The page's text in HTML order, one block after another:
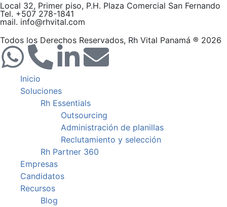
Local 32, Primer piso, P.H. Plaza Comercial San Fernando
Tel. +507 278-1841
mail. info@rhvital.com
Todos los Derechos Reservados, Rh Vital Panamá ® 2026
Inicio
Soluciones
Rh Essentials
Outsourcing
Administración de planillas
Reclutamiento y selección
Rh Partner 360
Empresas
Candidatos
Recursos
Blog